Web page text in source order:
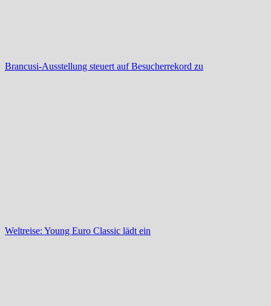
Brancusi-Ausstellung steuert auf Besucherrekord zu
Weltreise: Young Euro Classic lädt ein